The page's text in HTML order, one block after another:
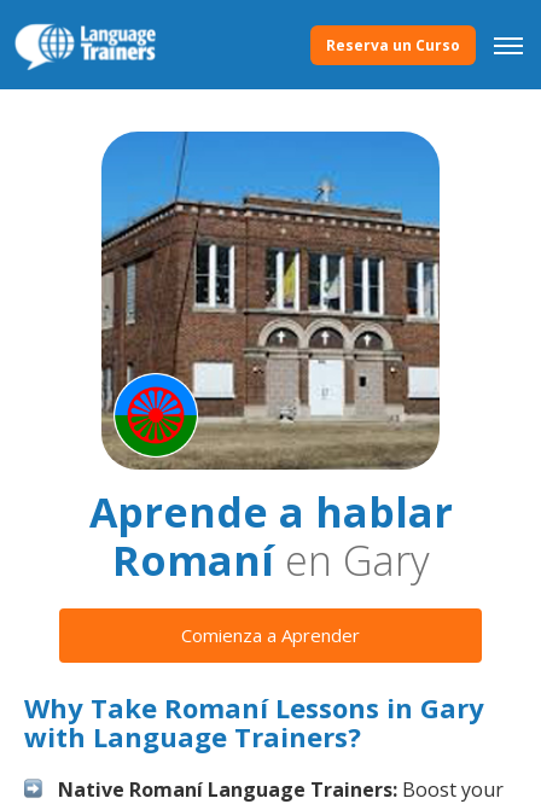
Reserva un Curso
Aprende a hablar
Romaníen Gary
Comienza a Aprender
Why Take Romaní Lessons in Gary
with Language Trainers?
Native Romaní Language Trainers: Boost your